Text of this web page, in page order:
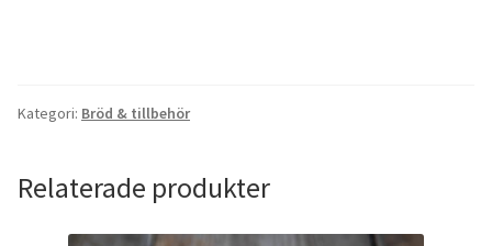
Kategori: Bröd & tillbehör
Relaterade produkter